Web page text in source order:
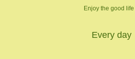
Enjoy the good life
Every day